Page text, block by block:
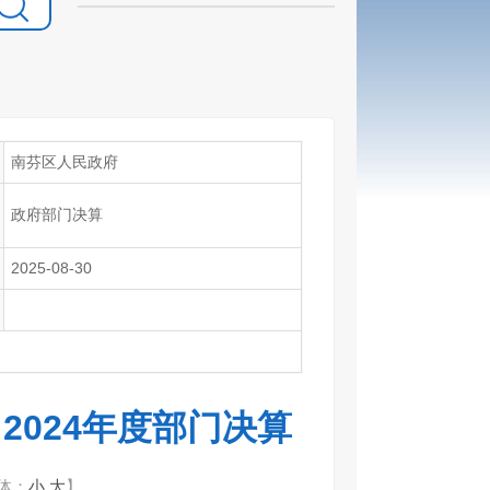
南芬区人民政府
政府部门决算
2025-08-30
年度部门决算
： 小 大】